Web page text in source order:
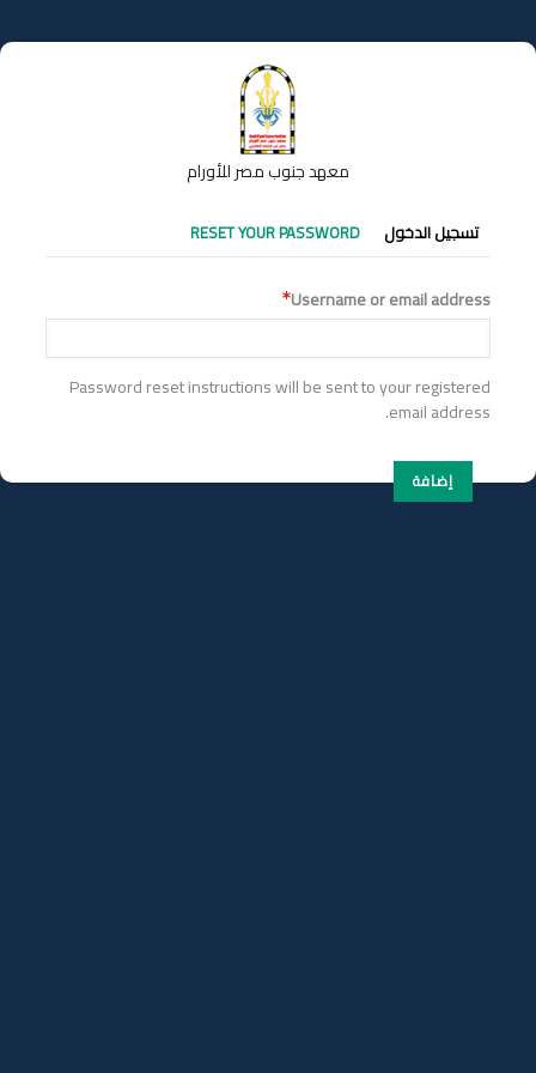
إلى
المحتوى
معهد جنوب مصر للأورام
التبويبات
الأساسية
تسجيل الدخول RESET YOUR PASSWORD
Username or email address
Password reset instructions will be sent to your registered
email address.